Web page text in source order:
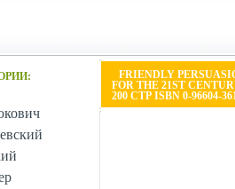
FRIENDLY
FOR THE 21ST
200 СТР ISBN 0-96604-